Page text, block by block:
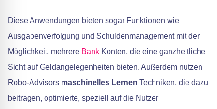
Diese Anwendungen bieten sogar Funktionen wie
Ausgabenverfolgung und Schuldenmanagement mit der
Möglichkeit, mehrere Bank Konten, die eine ganzheitliche
Sicht auf Geldangelegenheiten bieten. Außerdem nutzen
Robo-Advisors maschinelles Lernen Techniken, die dazu
beitragen, optimierte, speziell auf die Nutzer